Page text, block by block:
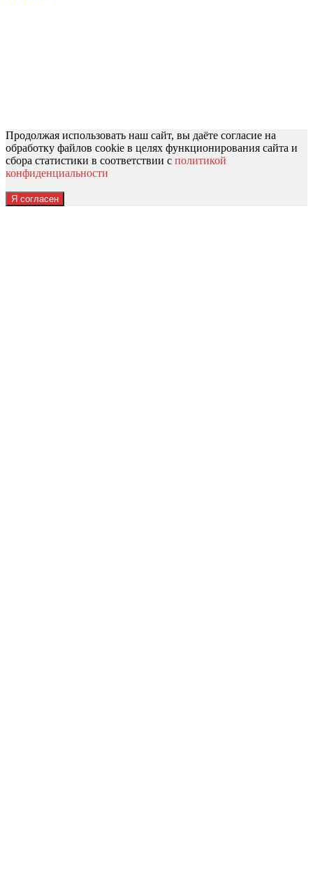
Продолжая использовать наш сайт, вы даёте согласие на
обработку файлов cookie в целях функционирования сайта и
сбора статистики в соответствии с политикой
конфиденциальности
Я согласен